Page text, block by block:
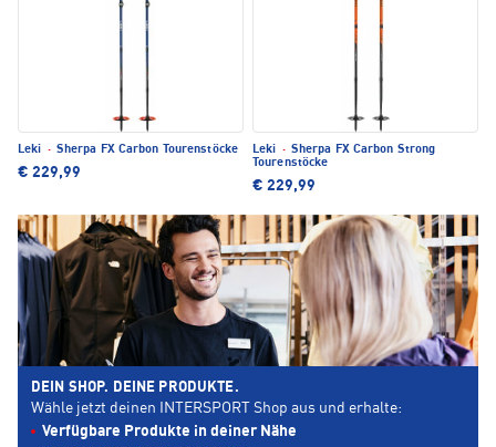
Leki · Sherpa FX Carbon Tourenstöcke
€ 229,99
Leki · Sherpa FX Carbon Strong
Tourenstöcke
€ 229,99
DEIN SHOP. DEINE PRODUKTE.
Wähle jetzt deinen INTERSPORT Shop aus und erhalte:
Verfügbare Produkte in deiner Nähe